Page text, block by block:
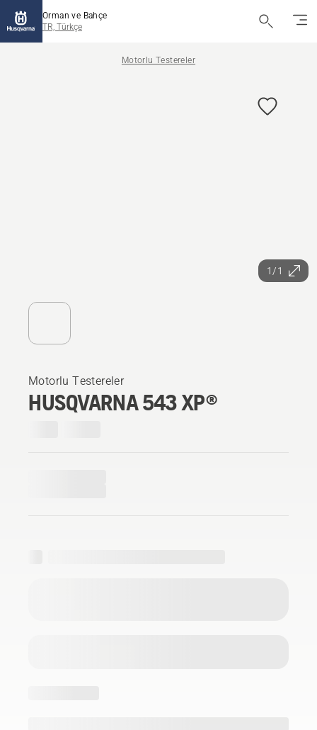
Orman ve Bahçe
TR, Türkçe
Motorlu Testereler
1/1
Motorlu Testereler
HUSQVARNA 543 XP®